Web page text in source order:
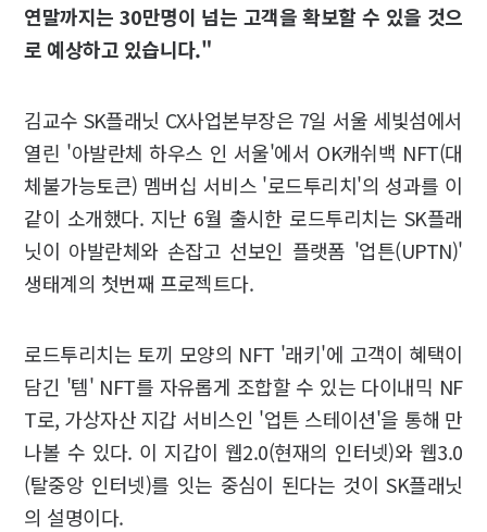
연말까지는 30만명이 넘는 고객을 확보할 수 있을 것으
로 예상하고 있습니다."
김교수 SK플래닛 CX사업본부장은 7일 서울 세빛섬에서
열린 '아발란체 하우스 인 서울'에서 OK캐쉬백 NFT(대
체불가능토큰) 멤버십 서비스 '로드투리치'의 성과를 이
같이 소개했다. 지난 6월 출시한 로드투리치는 SK플래
닛이 아발란체와 손잡고 선보인 플랫폼 '업튼(UPTN)'
생태계의 첫번째 프로젝트다.
로드투리치는 토끼 모양의 NFT '래키'에 고객이 혜택이
담긴 '템' NFT를 자유롭게 조합할 수 있는 다이내믹 NF
T로, 가상자산 지갑 서비스인 '업튼 스테이션'을 통해 만
나볼 수 있다. 이 지갑이 웹2.0(현재의 인터넷)와 웹3.0
(탈중앙 인터넷)를 잇는 중심이 된다는 것이 SK플래닛
의 설명이다.